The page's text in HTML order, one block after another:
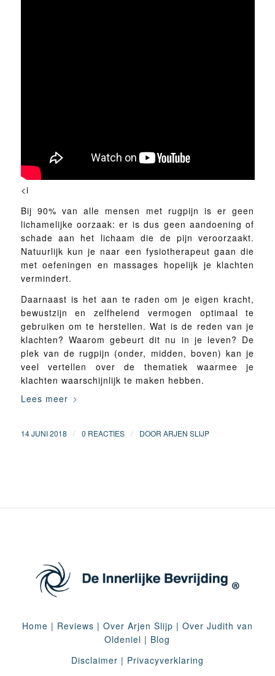
<i
Bij 90% van alle mensen met rugpijn is er geen
lichamelijke oorzaak: er is dus geen aandoening of
schade aan het lichaam die de pijn veroorzaakt.
Natuurlijk kun je naar een fysiotherapeut gaan die
met oefeningen en massages hopelijk je klachten
vermindert.
Daarnaast is het aan te raden om je eigen kracht,
bewustzijn en zelfhelend vermogen optimaal te
gebruiken om te herstellen. Wat is de reden van je
klachten? Waarom gebeurt dit nu in je leven? De
plek van de rugpijn (onder, midden, boven) kan je
veel vertellen over de thematiek waarmee je
klachten waarschijnlijk te maken hebben.
Lees meer
14 JUNI 2018 / 0 REACTIES / DOOR ARJEN SLIJP
Home | Reviews | Over Arjen Slijp | Over Judith van
Oldeniel | Blog
Disclaimer | Privacyverklaring